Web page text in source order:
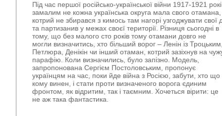
Під час першої російсько-української війни 1917-1921
замалим не кожна українська округа мала свого отамана,
котрий не збирався з кимось там нагорі узгоджувати свої
та партизанив у межах своєї території. Різниця сьогодні в
тому, що без малого сто років тому отамани довго не
могли визначитись, хто більший ворог – Ленін із
Петлюра, Денікін чи інший отаман, котрий зазіхнув на
парафію. Коли визначились, було запізно. Модель,
запропонована Сергієм Постоловським, пропонує
українцям на час, поки йде війна з Росією, забути, хто що
кому винен, і стати проти визначеного ворога єдиним
фронтом, як відритим, так і таємним. Хочеться вірити: це
не аж така фантастика.